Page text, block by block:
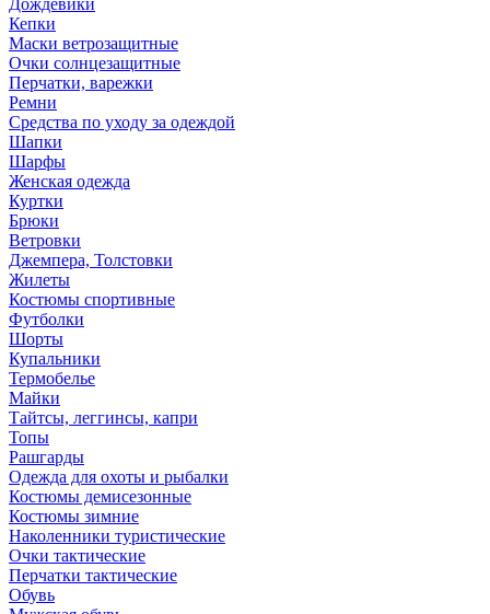
Дождевики
Кепки
Маски ветрозащитные
Очки солнцезащитные
Перчатки, варежки
Ремни
Средства по уходу за одеждой
Шапки
Шарфы
Женская одежда
Куртки
Брюки
Ветровки
Джемпера, Толстовки
Жилеты
Костюмы спортивные
Футболки
Шорты
Купальники
Термобелье
Майки
Тайтсы, леггинсы, капри
Топы
Рашгарды
Одежда для охоты и рыбалки
Костюмы демисезонные
Костюмы зимние
Наколенники туристические
Очки тактические
Перчатки тактические
Обувь